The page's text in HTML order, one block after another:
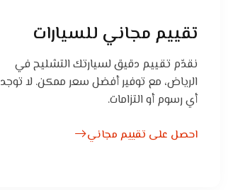
تقييم مجاني للسيارات
نقدّم تقييم دقيق لسيارتك التشليح في
الرياض، مع توفير أفضل سعر ممكن. لا توجد
أي رسوم أو التزامات.
احصل على تقييم مجاني